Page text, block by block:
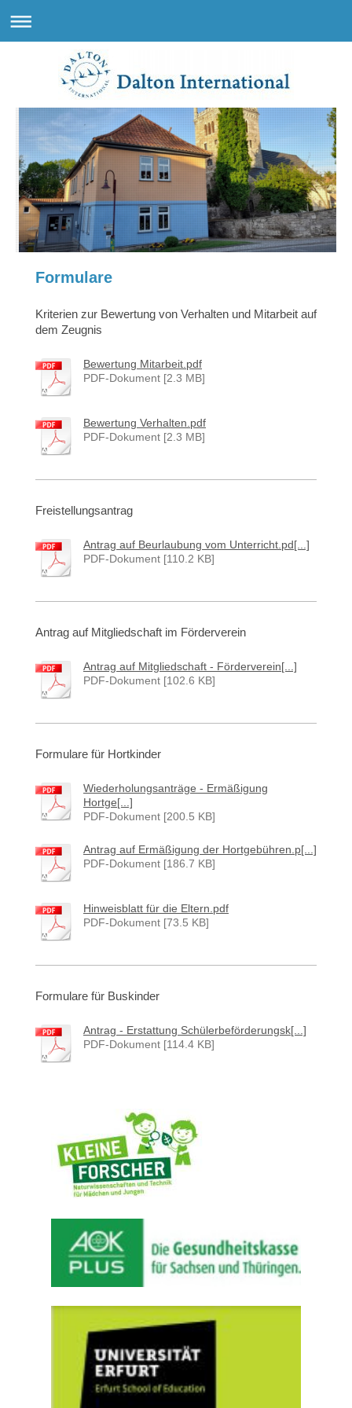
Formulare
Kriterien zur Bewertung von Verhalten und Mitarbeit auf
dem Zeugnis
Bewertung Mitarbeit.pdf
PDF-Dokument [2.3 MB]
Bewertung Verhalten.pdf
PDF-Dokument [2.3 MB]
Freistellungsantrag
Antrag auf Beurlaubung vom Unterricht.pd[...]
PDF-Dokument [110.2 KB]
Antrag auf Mitgliedschaft im Förderverein
Antrag auf Mitgliedschaft - Förderverein[...]
PDF-Dokument [102.6 KB]
Formulare für Hortkinder
Wiederholungsanträge - Ermäßigung
Hortge[...]
PDF-Dokument [200.5 KB]
Antrag auf Ermäßigung der Hortgebühren.p[...]
PDF-Dokument [186.7 KB]
Hinweisblatt für die Eltern.pdf
PDF-Dokument [73.5 KB]
Formulare für Buskinder
Antrag - Erstattung Schülerbeförderungsk[...]
PDF-Dokument [114.4 KB]